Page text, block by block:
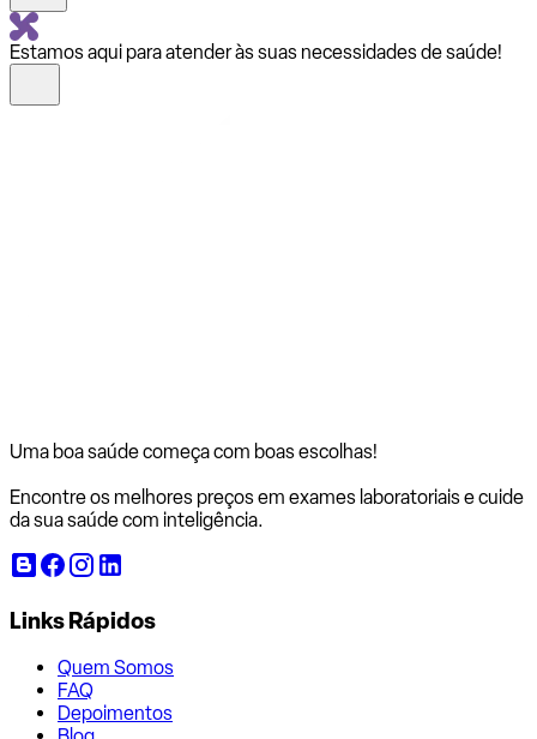
Estamos aqui para atender às suas necessidades de saúde!
Uma boa saúde começa com boas escolhas!
Encontre os melhores preços em exames laboratoriais e cuide
da sua saúde com inteligência.
Links Rápidos
Quem Somos
FAQ
Depoimentos